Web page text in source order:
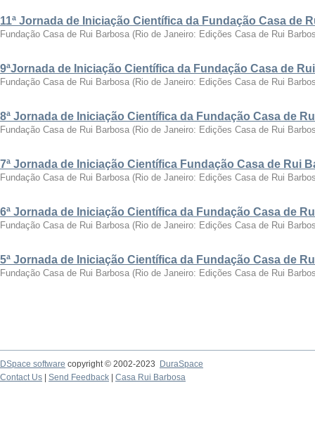
11ª Jornada de Iniciação Científica da Fundação Casa de
Fundação Casa de Rui Barbosa (Rio de Janeiro: Edições Casa de Rui
9ªJornada de Iniciação Científica da Fundação Casa de
Fundação Casa de Rui Barbosa (Rio de Janeiro: Edições Casa de Rui
8ª Jornada de Iniciação Científica da Fundação Casa de
Fundação Casa de Rui Barbosa (Rio de Janeiro: Edições Casa de Rui
7ª Jornada de Iniciação Científica Fundação Casa de Rui
Fundação Casa de Rui Barbosa (Rio de Janeiro: Edições Casa de Rui
6ª Jornada de Iniciação Científica da Fundação Casa de
Fundação Casa de Rui Barbosa (Rio de Janeiro: Edições Casa de Rui
5ª Jornada de Iniciação Científica da Fundação Casa de
Fundação Casa de Rui Barbosa (Rio de Janeiro: Edições Casa de Rui
DSpace software copyright © 2002-2023
DuraSpace
Contact Us
Send Feedback Casa Rui Barbosa